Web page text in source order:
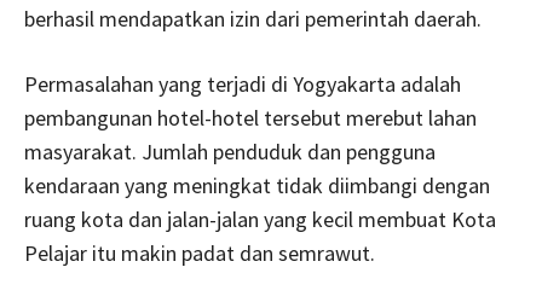
berhasil mendapatkan izin dari pemerintah daerah.
Permasalahan yang terjadi di Yogyakarta adalah
pembangunan hotel-hotel tersebut merebut lahan
masyarakat. Jumlah penduduk dan pengguna
kendaraan yang meningkat tidak diimbangi dengan
ruang kota dan jalan-jalan yang kecil membuat Kota
Pelajar itu makin padat dan semrawut.